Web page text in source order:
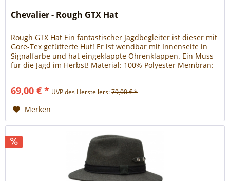
Chevalier - Rough GTX Hat
Rough GTX Hat Ein fantastischer Jagdbegleiter ist dieser mit
Gore-Tex gefütterte Hut! Er ist wendbar mit Innenseite in
Signalfarbe und hat eingeklappte Ohrenklappen. Ein Muss
für die Jagd im Herbst! Material: 100% Polyester Membran:
69,00 € * UVP des Herstellers:79,00 € *
Merken